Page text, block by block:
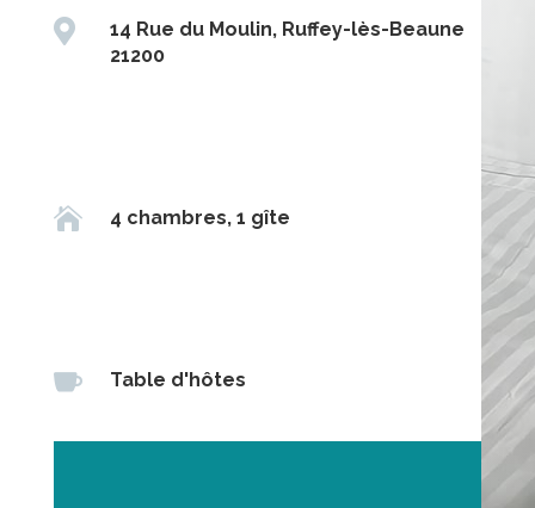

14 Rue du Moulin, Ruffey-lès-Beaune
21200
 4 chambres, 1 gîte
 Table d'hôtes